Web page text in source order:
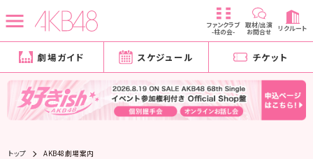
ファンクラブ
-柱の会-
取材/出演
お問合せ リクルート
劇場ガイド スケジュール チケット
トップ AKB48劇場案内